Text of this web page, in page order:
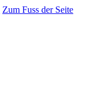
Zum Fuss der Seite